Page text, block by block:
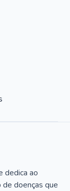
dedica ao
doenças que